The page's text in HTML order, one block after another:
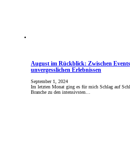
August im Rückblick: Zwischen
unvergesslichen Erlebnissen
September 1, 2024
Im letzten Monat ging es für mich Schlag auf
Branche zu den intensivsten…